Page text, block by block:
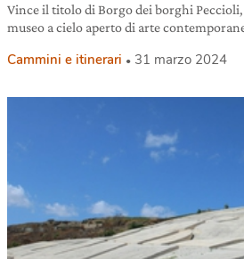
Vince il titolo di Borgo dei borghi
museo a cielo aperto di arte
Cammini e itinerari 31 marzo 2024